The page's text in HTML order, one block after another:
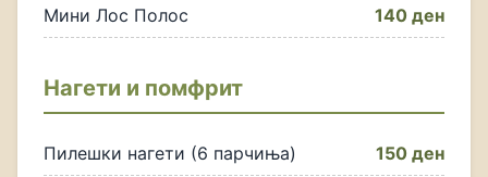
Мини Лос Полос 140 ден
Нагети и помфрит
Пилешки нагети (6 парчиња) 150 ден